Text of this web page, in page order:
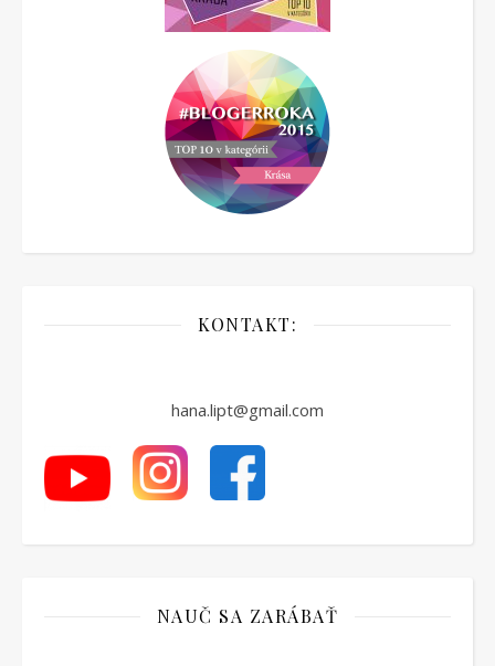
KONTAKT:
hana.lipt@gmail.com
NAUČ SA ZARÁBAŤ